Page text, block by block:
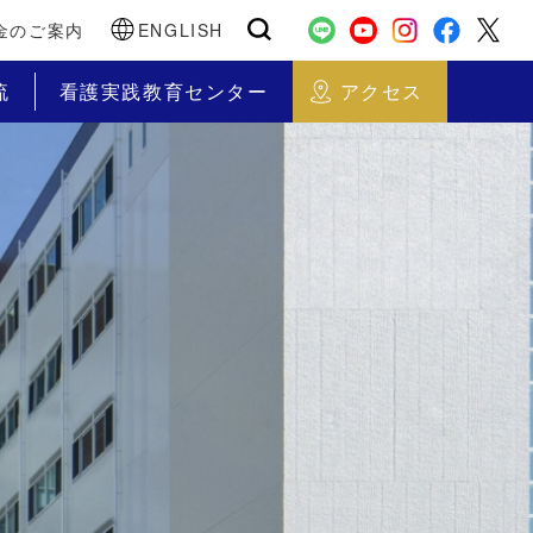
のご案内 ENGLISH
看護実践教育センター アクセス